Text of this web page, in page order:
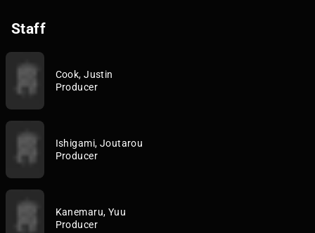
Staff
Cook, Justin
Producer
Ishigami, Joutarou
Producer
Kanemaru, Yuu
Producer